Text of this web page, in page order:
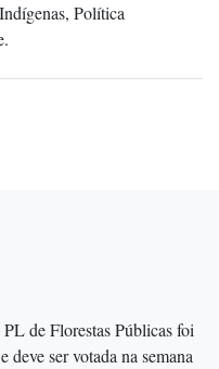
Política
de Florestas Públicas foi
deve ser votada na semana